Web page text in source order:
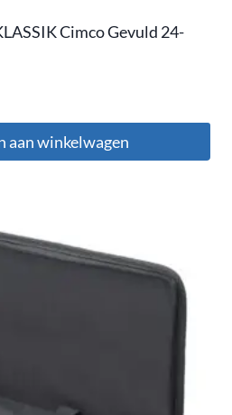
Cimco Gevuld 24-
aan winkelwagen